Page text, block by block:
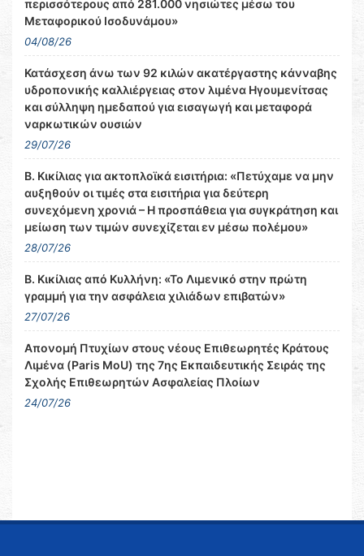
περισσότερους από 281.000 νησιώτες μέσω του
Μεταφορικού Ισοδυνάμου»
04/08/26
Κατάσχεση άνω των 92 κιλών ακατέργαστης κάνναβης
υδροπονικής καλλιέργειας στον λιμένα Ηγουμενίτσας
και σύλληψη ημεδαπού για εισαγωγή και μεταφορά
ναρκωτικών ουσιών
29/07/26
Β. Κικίλιας για ακτοπλοϊκά εισιτήρια: «Πετύχαμε να μην
αυξηθούν οι τιμές στα εισιτήρια για δεύτερη
συνεχόμενη χρονιά – Η προσπάθεια για συγκράτηση και
μείωση των τιμών συνεχίζεται εν μέσω πολέμου»
28/07/26
Β. Κικίλιας από Κυλλήνη: «Το Λιμενικό στην πρώτη
γραμμή για την ασφάλεια χιλιάδων επιβατών»
27/07/26
Απονομή Πτυχίων στους νέους Επιθεωρητές Κράτους
Λιμένα (Paris MoU) της 7ης Εκπαιδευτικής Σειράς της
Σχολής Επιθεωρητών Ασφαλείας Πλοίων
24/07/26